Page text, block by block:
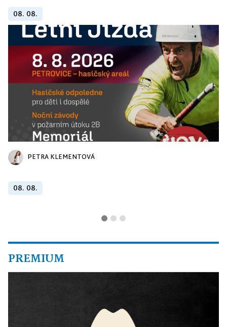
08. 08.
PETRA KLEMENTOVÁ
08. 08.
PREMIUM